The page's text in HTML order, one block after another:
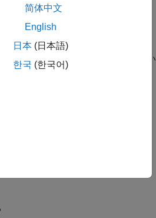
て、このコピーを参照する新しい
して結果を削除してください。
简体中文
English
日本 (日本語)
한국 (한국어)